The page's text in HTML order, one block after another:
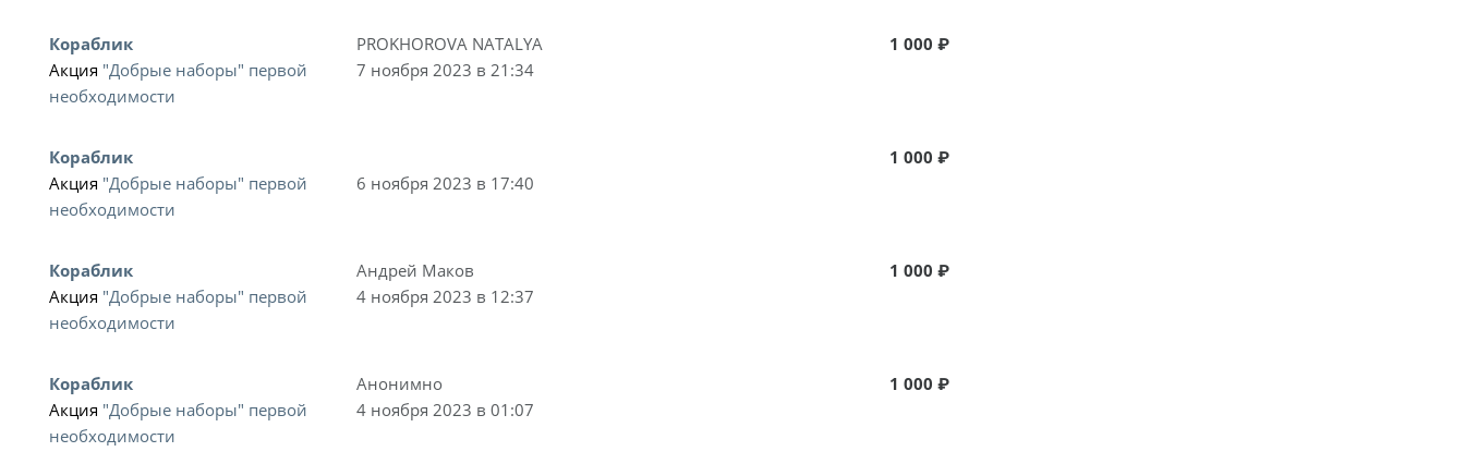
Кораблик
Акция "Добрые наборы" первой
необходимости
PROKHOROVA NATALYA
7 ноября 2023 в 21:34
1 000 ₽
Кораблик
Акция "Добрые наборы" первой
необходимости
6 ноября 2023 в 17:40
1 000 ₽
Кораблик
Акция "Добрые наборы" первой
необходимости
Андрей Маков
4 ноября 2023 в 12:37
1 000 ₽
Кораблик
Акция "Добрые наборы" первой
необходимости
Анонимно
4 ноября 2023 в 01:07
1 000 ₽